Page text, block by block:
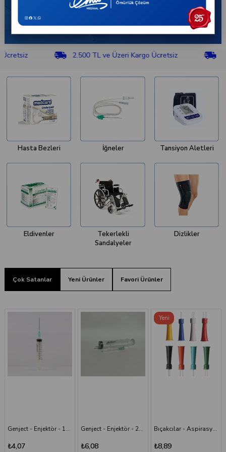
2.500 TL ve Üzeri Kargo Ücretsiz 2.500
Hasta Bezleri İğneler Tansiyon Aletleri
Eldivenler
Tekerlekli
Sandalyeler
Dizlikler
Çok Satanlar Yeni Ürünler Favori Ürünler
Genject - Enjektör - 10 cc - 3P - 21G - 38 mm
₺4,07
Genject - Enjektör - 20 cc 38 mm- 3P - Yeşil İğneli
₺6,08
Bıçakcılar - Aspirasyon Sondası
₺8,89
Yeni
Ürün